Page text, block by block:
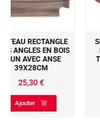
SERVICE APERITIF 6
BOLS+1 PLATEAU
TOURNANT D31CM